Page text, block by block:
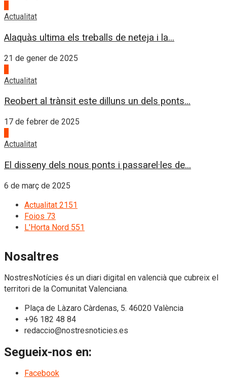
Actualitat
Alaquàs ultima els treballs de neteja i la...
21 de gener de 2025
Actualitat
Reobert al trànsit este dilluns un dels ponts...
17 de febrer de 2025
Actualitat
El disseny dels nous ponts i passarel·les de...
6 de març de 2025
Actualitat 2151
Foios 73
L'Horta Nord 551
Nosaltres
NostresNotícies és un diari digital en valencià que cubreix el
territori de la Comunitat Valenciana.
Plaça de Làzaro Càrdenas, 5. 46020 València
+96 182 48 84
redaccio@nostresnoticies.es
Segueix-nos en:
Facebook